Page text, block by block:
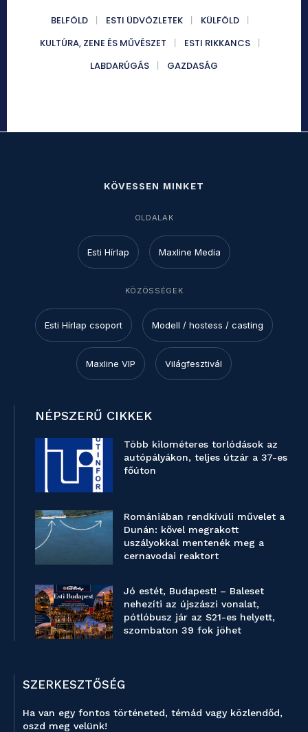
BELFÖLD ESTI ÜDVÖZLETEK
KÜLFÖLD
KULTÚRA, ZENE ÉS MŰVÉSZET
ESTI RIKKANCS
LABDARÚGÁS
GAZDASÁG
KÖVESSEN MINKET
OLDALAK
Esti Hírlap Maxline Media
KÖZÖSSÉGEK
Esti Hírlap csoport Modell / hostess / casting
Maxline VIP Világfesztivál
NÉPSZERŰ CIKKEK
Több kilométeres torlódások az
autópályákon, teljes útzár a 37-es
főúton
Romániában rendkívüli művelet a
Dunán: kővel megrakott
uszályokkal mentenék meg a
cernavodai reaktort
Jó estét, Budapest! – Baleset
nehezíti az újszászi vonalat,
pótlóbusz jár az S21-es helyett,
szombaton 39 fok jöhet
SZERKESZTŐSÉG
Ha van egy fontos történeted, témád vagy közlendőd,
oszd meg velünk!